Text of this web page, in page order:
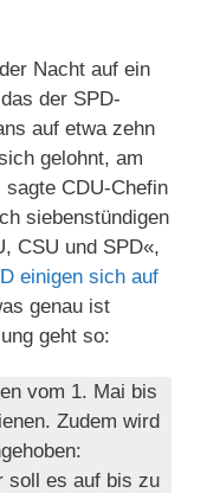
Nacht auf ein
der SPD-
auf etwa zehn
gelohnt, am
sagte CDU-Chefin
siebenstündigen
CSU und SPD«,
einigen sich auf
genau ist
geht so:
vom 1. Mai bis
Zudem wird
soll es auf bis zu